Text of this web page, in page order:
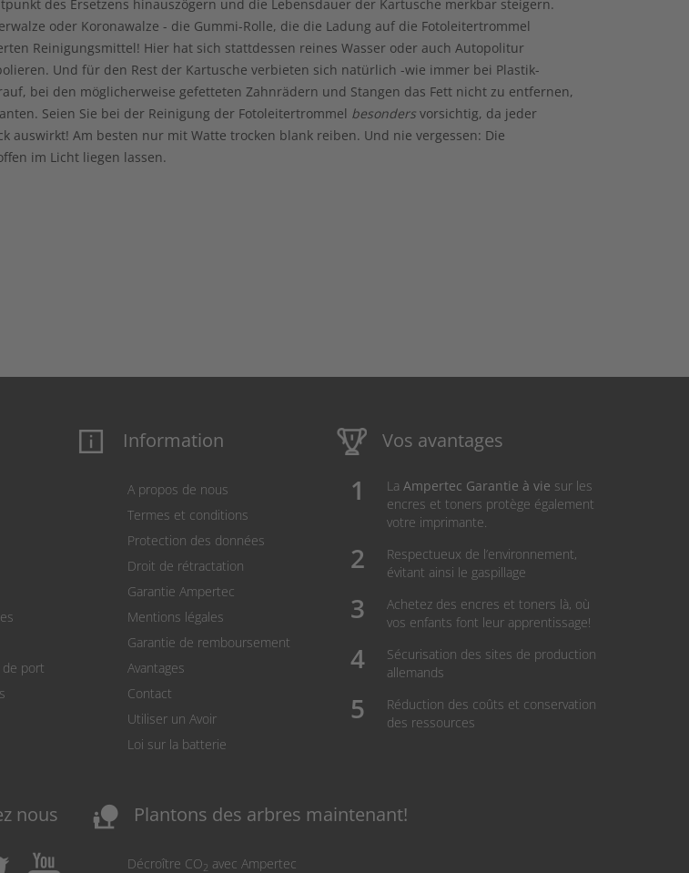
des Ersetzens hinauszögern und die Lebensdauer der Kartusche merkbar steigern.
oder Koronawalze - die Gummi-Rolle, die die Ladung auf die Fotoleitertrommel
Reinigungsmittel! Hier hat sich stattdessen reines Wasser oder auch Autopolitur
Und für den Rest der Kartusche verbieten sich natürlich -wie immer bei Plastik-
bei den möglicherweise gefetteten Zahnrädern und Stangen das Fett nicht zu entfernen,
Seien Sie bei der Reinigung der Fotoleitertrommel besonders vorsichtig, da jeder
Am besten nur mit Watte trocken blank reiben. Und nie vergessen: Die
im Licht liegen lassen.
de port
Information
A propos de nous
Termes et conditions
Protection des données
Droit de rétractation
Garantie Ampertec
Mentions légales
Garantie de remboursement
Avantages
Contact
Utiliser un Avoir
Loi sur la batterie
Vos avantages
La Ampertec Garantie à vie sur les
encres et toners protège également
votre imprimante.
Respectueux de l’environnement,
évitant ainsi le gaspillage
Achetez des encres et toners là, où
vos enfants font leur apprentissage!
Sécurisation des sites de production
allemands
Réduction des coûts et conservation
des ressources
nous nature_people Plantons des arbres maintenant!
Décroître CO2 avec Ampertec